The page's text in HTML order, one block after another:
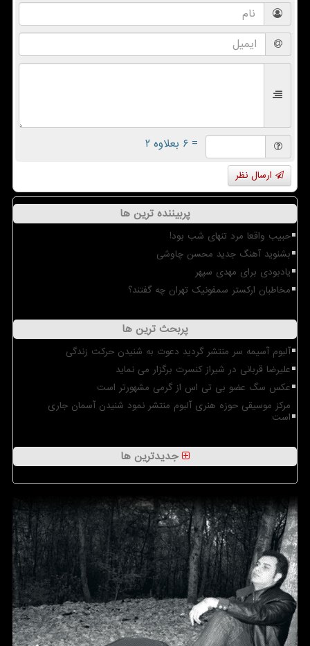
= ۶ بعلاوه ۲
ارسال نظر
پربیننده ترین ها
حبیب واقعا مرد تنهای شب بود!
بشنوید آهنگ جدید محسن چاوشی
یادبودی برای مهدی سپهر
مخاطبان ارکستر سمفونیک تهران چه گفتند؟
پربحث ترین ها
آلبوم آسیمه سر منتشر گردید دعوت به شنیدن حرکت زندگی
علیرضا قربانی در شیراز کنسرت برگزار می نماید
عکس سگ عضو بی تی اس از گرمی مشهورتر است
مرکز موسیقی حوزه هنری آلبوم منتشر نمود شنیدن آسمان جاری
است
جدیدترین ها